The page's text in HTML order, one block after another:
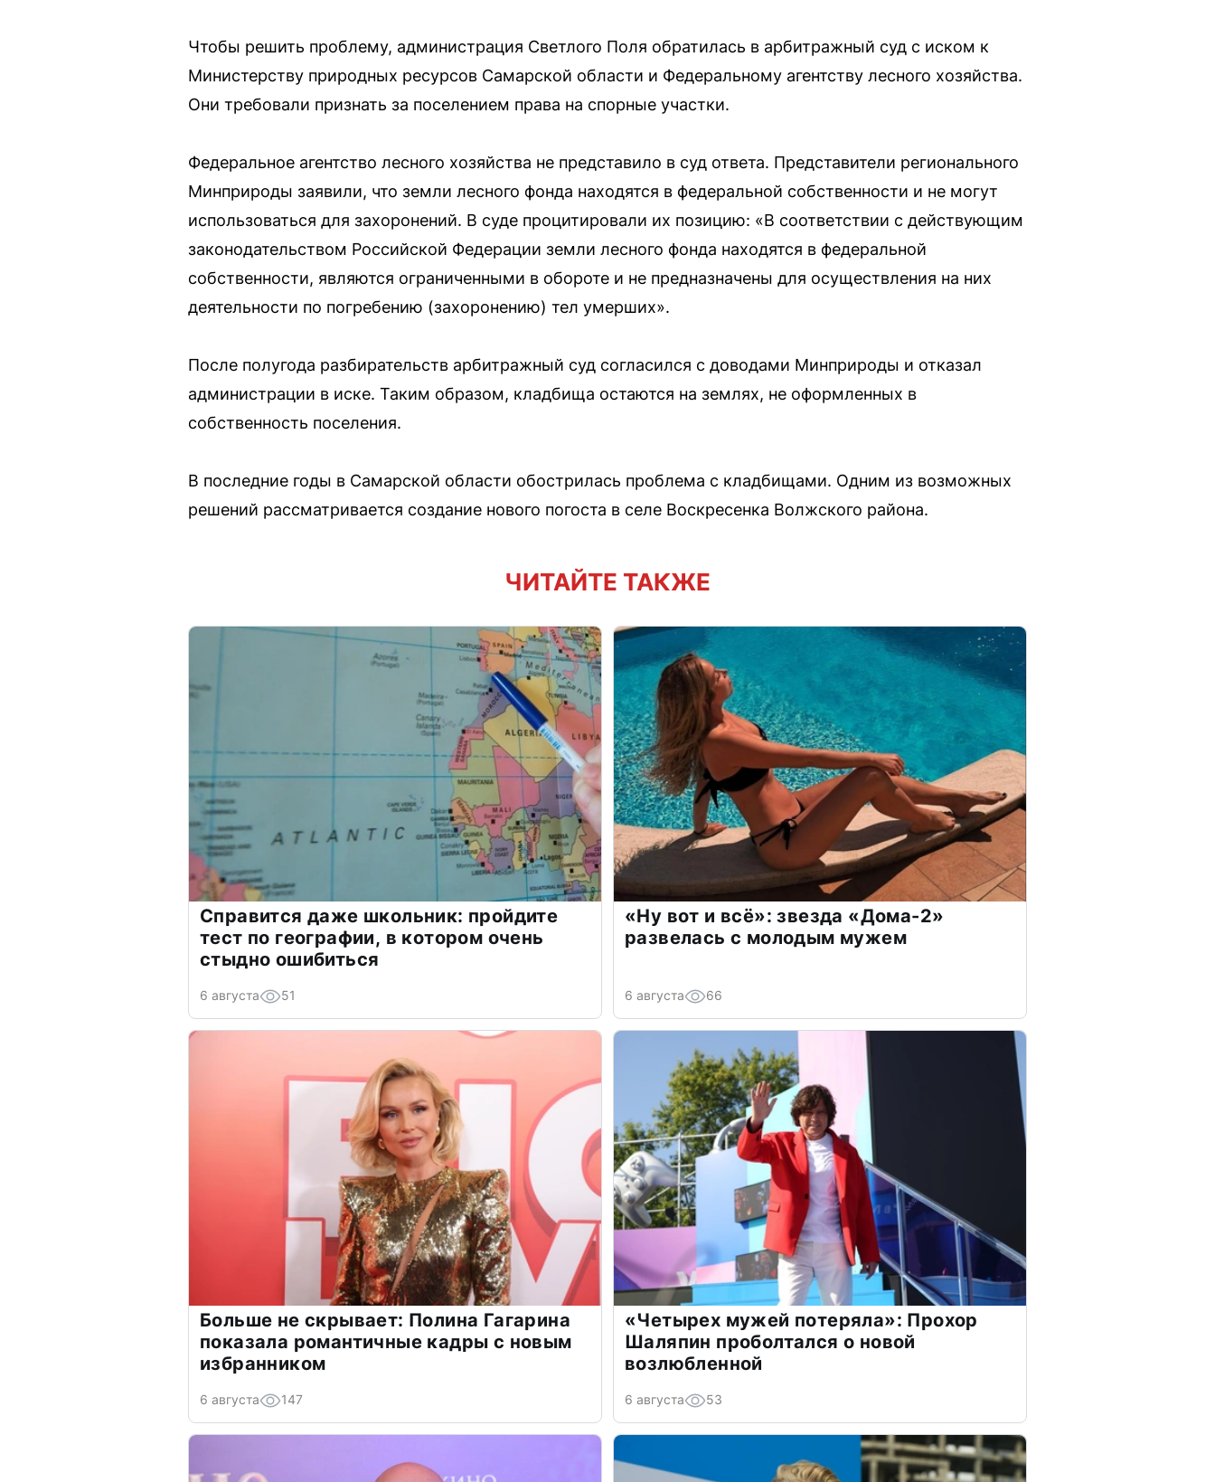
Чтобы решить проблему, администрация Светлого Поля обратилась в арбитражный суд с иском к
Министерству природных ресурсов Самарской области и Федеральному агентству лесного хозяйства.
Они требовали признать за поселением права на спорные участки.
Федеральное агентство лесного хозяйства не представило в суд ответа. Представители регионального
Минприроды заявили, что земли лесного фонда находятся в федеральной собственности и не могут
использоваться для захоронений. В суде процитировали их позицию: «В соответствии с действующим
законодательством Российской Федерации земли лесного фонда находятся в федеральной
собственности, являются ограниченными в обороте и не предназначены для осуществления на них
деятельности по погребению (захоронению) тел умерших».
После полугода разбирательств арбитражный суд согласился с доводами Минприроды и отказал
администрации в иске. Таким образом, кладбища остаются на землях, не оформленных в
собственность поселения.
В последние годы в Самарской области обострилась проблема с кладбищами. Одним из возможных
решений рассматривается создание нового погоста в селе Воскресенка Волжского района.
ЧИТАЙТЕ ТАКЖЕ
Справится даже школьник: пройдите
тест по географии, в котором очень
стыдно ошибиться
6 августа 51
«Ну вот и всё»: звезда «Дома-2»
развелась с молодым мужем
6 августа 66
Больше не скрывает: Полина Гагарина
показала романтичные кадры с новым
избранником
6 августа 147
«Четырех мужей потеряла»: Прохор
Шаляпин проболтался о новой
возлюбленной
6 августа 53